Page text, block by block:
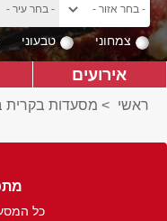
צמחוני טבעוני
אירועים
ראשי > מסעדות בקרית
כל